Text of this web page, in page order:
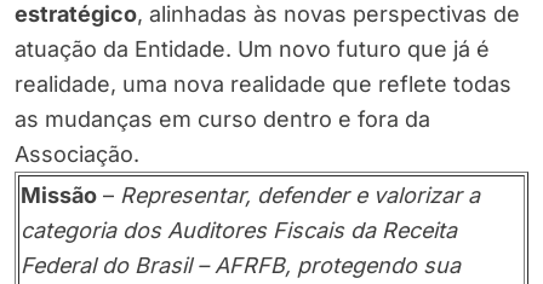
estratégico, alinhadas às novas perspectivas de
atuação da Entidade. Um novo futuro que já é
realidade, uma nova realidade que reflete todas
as mudanças em curso dentro e fora da
Associação.
Missão – Representar, defender e valorizar a
categoria dos Auditores Fiscais da Receita
Federal do Brasil – AFRFB, protegendo sua